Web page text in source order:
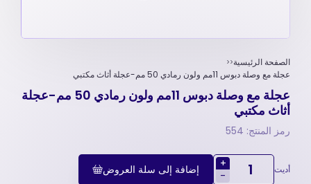
الصفحة الرئيسية
عجلة مع وصلة دبوس 11مم ولون رمادي 50 مم-عجلة أثاث مكتبي
عجلة مع وصلة دبوس 11مم ولون رمادي 50 مم-عجلة
أثاث مكتبي
رمز المنتج: 554
أديت
+
-
إضافة إلى سلة العروض